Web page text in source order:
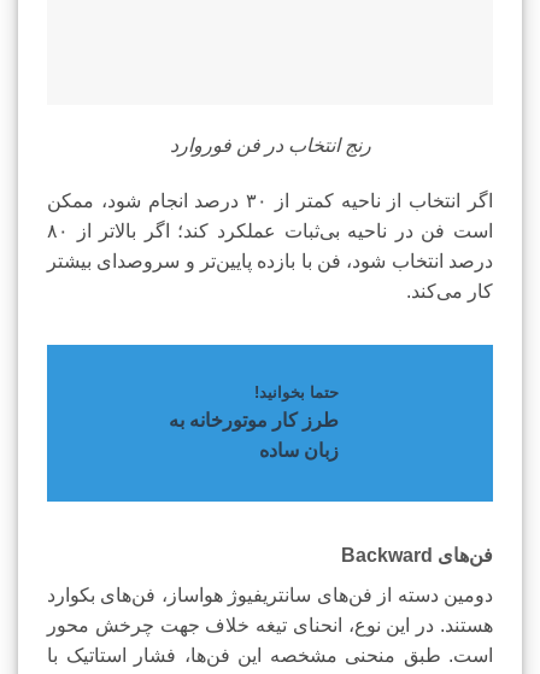
رنج انتخاب در فن فوروارد
اگر انتخاب از ناحیه کمتر از ۳۰ درصد انجام شود، ممکن
است فن در ناحیه بی‌ثبات عملکرد کند؛ اگر بالاتر از ۸۰
درصد انتخاب شود، فن با بازده پایین‌تر و سروصدای بیشتر
کار می‌کند.
حتما بخوانید!
طرز کار موتورخانه به
زبان ساده
فن‌های Backward
دومین دسته از فن‌های سانتریفیوژ هواساز، فن‌های بکوارد
هستند. در این نوع، انحنای تیغه خلاف جهت چرخش محور
است. طبق منحنی مشخصه این فن‌ها، فشار استاتیک با